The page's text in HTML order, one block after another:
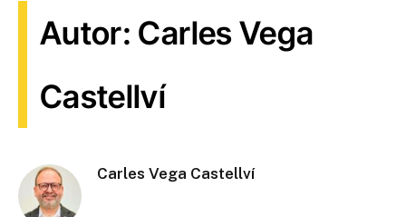
Autor: Carles Vega
Castellví
Carles Vega Castellví